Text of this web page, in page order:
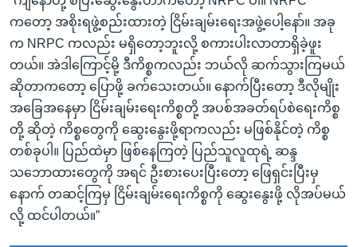
ကတော့ အစိုးရဖွဲ့စည်းထားတဲ့ ငြိမ်းချမ်းရေးအဖွဲ့ပေါ့နော်။ အခု
က NRPC ကလည်း မရှိတော့ဘူးလို့ စကားပါးလာတာရှိခဲ့ဖူး
တယ်။ အဲဒါကြောင့်မို့ ဒီကိစ္စကလည်း ဘယ်လို ဆက်သွားကြမယ်
ဆိုတာကတော့ ပြောဖို့ ခက်သေးတယ်။ နောက်ပြီးတော့ ဒီလိုမျိုး
အခြေအနေမှာ ငြိမ်းချမ်းရေးကိစ္စတို့ အပစ်အခတ်ရပ်စဲရေးကိစ္စ
တို့ ဆိုတဲ့ ကိစ္စတွေကို ဆွေးနွေးဖို့ရာကလည်း မဖြစ်နိုင်တဲ့ ကိစ္စ
တစ်ခုပါ။ ပြည်ထဲမှာ ဖြစ်နေကြတဲ့ ပြည်သူလူထုရဲ့ ဆန္ဒ
သဘောထားတွေကို အရင် ဦးစားပေးပြီးတော့ ဖြေရှင်းပြီးမှ
နောက် တဆင့်ကြမှ ငြိမ်းချမ်းရေးကိစ္စကို ဆွေးနွေးဖို့ လိုအပ်မယ်
လို့ ထင်ပါတယ်။”